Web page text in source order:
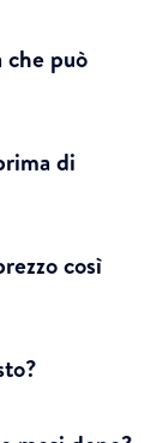
che può
di
così